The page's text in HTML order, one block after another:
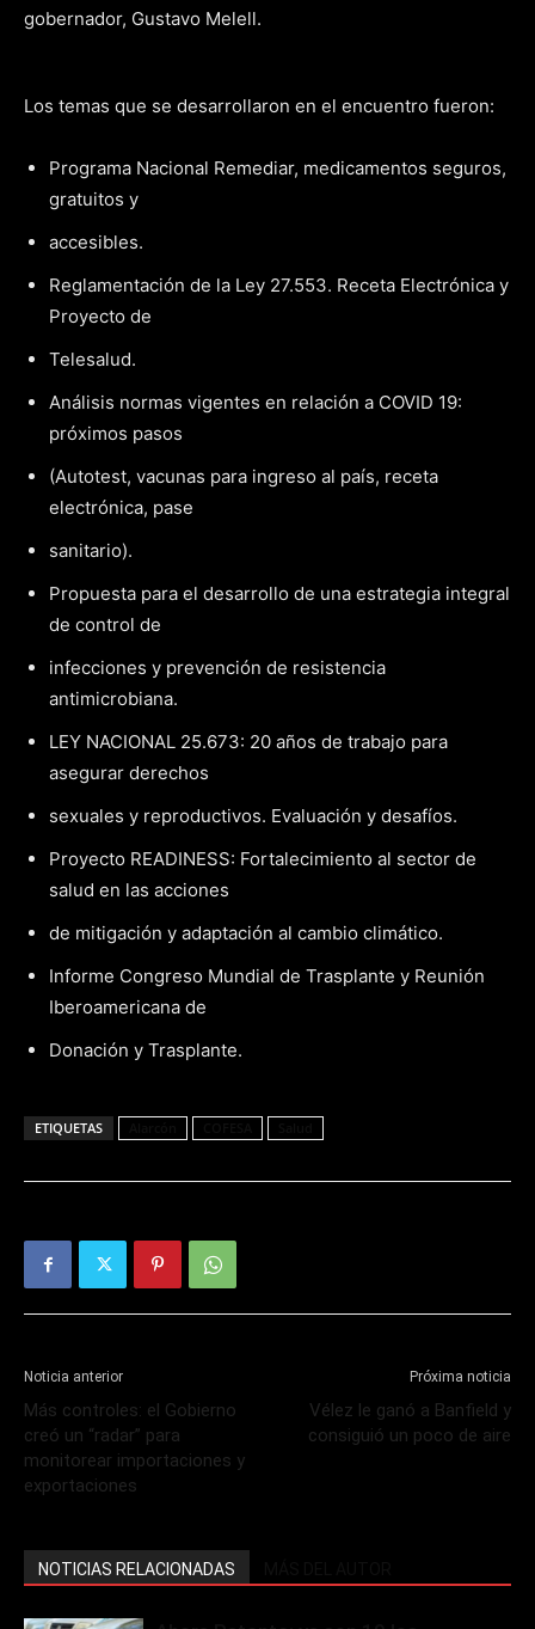
gobernador, Gustavo Melell.
Los temas que se desarrollaron en el encuentro fueron:
Programa Nacional Remediar, medicamentos seguros,
gratuitos y
accesibles.
Reglamentación de la Ley 27.553. Receta Electrónica y
Proyecto de
Telesalud.
Análisis normas vigentes en relación a COVID 19:
próximos pasos
(Autotest, vacunas para ingreso al país, receta
electrónica, pase
sanitario).
Propuesta para el desarrollo de una estrategia integral
de control de
infecciones y prevención de resistencia
antimicrobiana.
LEY NACIONAL 25.673: 20 años de trabajo para
asegurar derechos
sexuales y reproductivos. Evaluación y desafíos.
Proyecto READINESS: Fortalecimiento al sector de
salud en las acciones
de mitigación y adaptación al cambio climático.
Informe Congreso Mundial de Trasplante y Reunión
Iberoamericana de
Donación y Trasplante.
ETIQUETAS
Noticia anterior
Más controles: el Gobierno
creó un “radar” para
monitorear importaciones y
exportaciones
Próxima noticia
Vélez le ganó a Banfield y
consiguió un poco de aire
NOTICIAS RELACIONADAS